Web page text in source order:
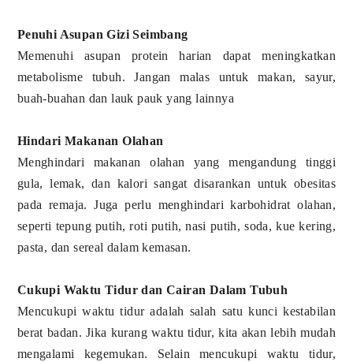
Penuhi Asupan Gizi Seimbang
Memenuhi asupan protein harian dapat meningkatkan
metabolisme tubuh. Jangan malas untuk makan, sayur,
buah-buahan dan lauk pauk yang lainnya
Hindari Makanan Olahan
Menghindari makanan olahan yang mengandung tinggi
gula, lemak, dan kalori sangat disarankan untuk obesitas
pada remaja. Juga perlu menghindari karbohidrat olahan,
seperti tepung putih, roti putih, nasi putih, soda, kue kering,
pasta, dan sereal dalam kemasan.
Cukupi Waktu Tidur dan Cairan Dalam Tubuh
Mencukupi waktu tidur adalah salah satu kunci kestabilan
berat badan. Jika kurang waktu tidur, kita akan lebih mudah
mengalami kegemukan. Selain mencukupi waktu tidur,